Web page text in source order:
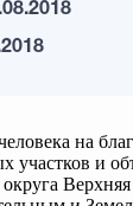
на
участков и
округа